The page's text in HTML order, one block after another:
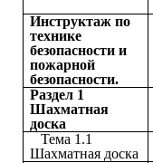
Инструктаж по
технике
безопасности и
пожарной
безопасности.
Раздел 1
Шахматная
доска
Тема 1.1
Шахматная доска